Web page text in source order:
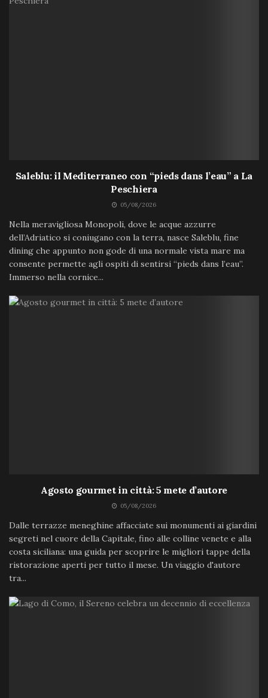
Saleblu: il Mediterraneo con “pieds dans l’eau” a La
Peschiera
05/08/2026
Nella meravigliosa Monopoli, dove le acque azzurre
dell’Adriatico si coniugano con la terra, nasce Saleblu, fine
dining che appunto non gode di una normale vista mare ma
consente permette agli ospiti di sentirsi “pieds dans l’eau”.
Immerso nella cornice...
Agosto gourmet in città: 5 mete d’autore
05/08/2026
Dalle terrazze meneghine affacciate sui monumenti ai giardini
segreti nel cuore della Capitale, fino alle colline venete e alla
costa siciliana: una guida per scoprire le migliori tappe della
ristorazione aperti per tutto il mese. Un viaggio d'autore
tra...